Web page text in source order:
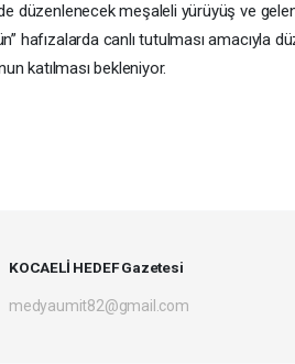
düzenlenecek meşaleli yürüyüş ve
hafızalarda canlı tutulması amacıyla
katılması bekleniyor.
KOCAELİ HEDEF Gazetesi
medyaumit82@gmail.com